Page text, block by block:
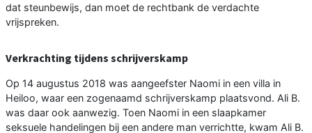
dat steunbewijs, dan moet de rechtbank de verdachte
vrijspreken.
Verkrachting tijdens schrijverskamp
Op 14 augustus 2018 was aangeefster Naomi in een villa in
Heiloo, waar een zogenaamd schrijverskamp plaatsvond. Ali B.
was daar ook aanwezig. Toen Naomi in een slaapkamer
seksuele handelingen bij een andere man verrichtte, kwam Ali B.